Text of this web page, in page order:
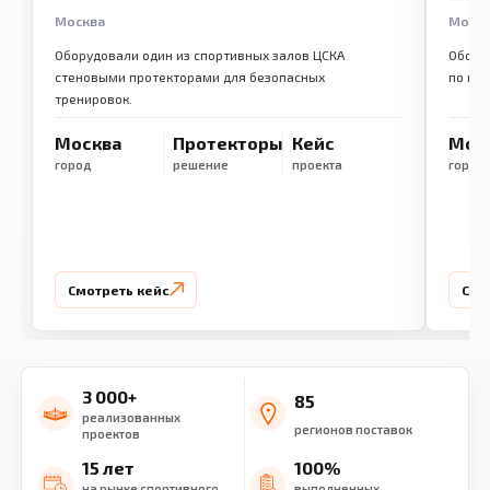
Москва
Оборудовали один из спортивных залов ЦСКА
стеновыми протекторами для безопасных
тренировок.
Москва
город
Протекторы
решение
Кейс
проекта
Смотреть кейс
по
город
3 000+
реализованных
проектов
85
регионов поставок
15 лет 100%